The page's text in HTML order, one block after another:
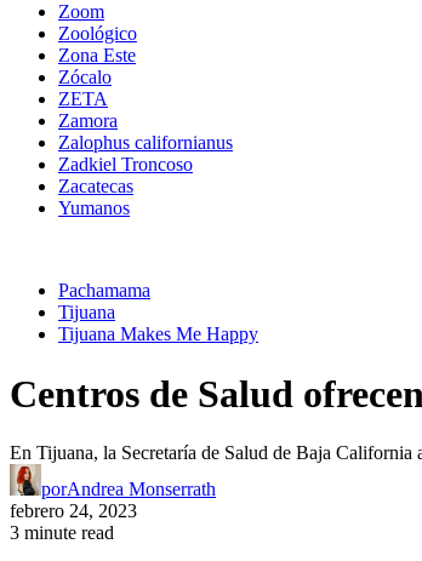
Zoom
Zoológico
Zona Este
Zócalo
ZETA
Zamora
Zalophus californianus
Zadkiel Troncoso
Zacatecas
Yumanos
Pachamama
Tijuana
Tijuana Makes Me Happy
Centros de Salud
En Tijuana, la Secretaría de Salud de Baja California
porAndrea Monserrath
febrero 24, 2023
3 minute read